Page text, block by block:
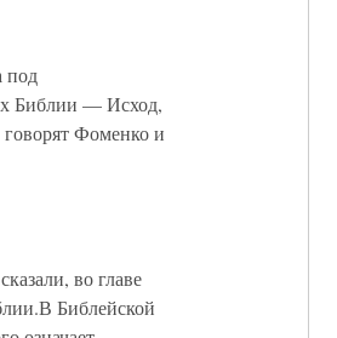
под
Библии — Исход,
Фоменко и
во главе
Библейской